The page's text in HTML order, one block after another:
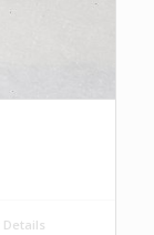
Details